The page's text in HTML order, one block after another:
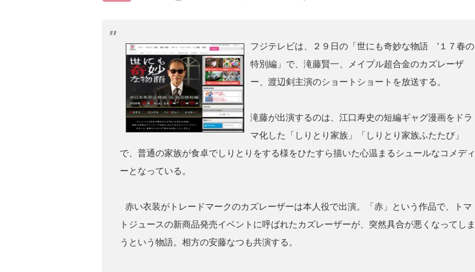
フジテレビは、２９日の「世にも奇妙な物語 ’１７春の
特別編」で、滝藤賢一、メイプル超合金のカズレーザ
ー、渡辺剣主演のショートショートを放送する。
滝藤が出演するのは、江口寿史の短編ギャグ漫画をドラ
マ化した「しりとり家族」「しりとり家族ふたたび」
で、普通の家族が食卓でしりとりをする様をひたすら描いた心温まるシュールなコメディ
ーとなっている。
赤い衣装がトレードマークのカズレーザーは本人役で出演。「赤」という作品で、トマ
トジュースの新商品発売イベントに呼ばれたカズレーザーが、突然具合が悪くなってしま
うという物語。相方の安藤なつも共演する。